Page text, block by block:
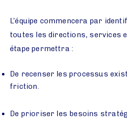
L’équipe commencera par
toutes les directions, services
étape permettra :
De recenser les processus
friction.
De prioriser les besoins